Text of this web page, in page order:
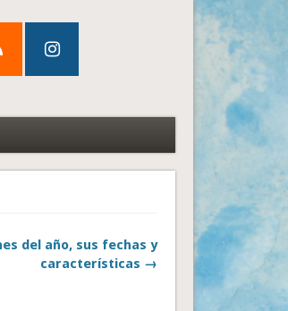
del año, sus fechas y
características →